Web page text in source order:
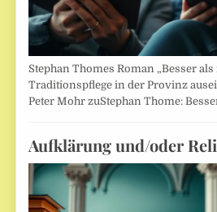
Stephan Thomes Roman „Besser
Traditionspflege in der Provinz
Peter Mohr zuStephan Thome:
Aufklärung und/oder